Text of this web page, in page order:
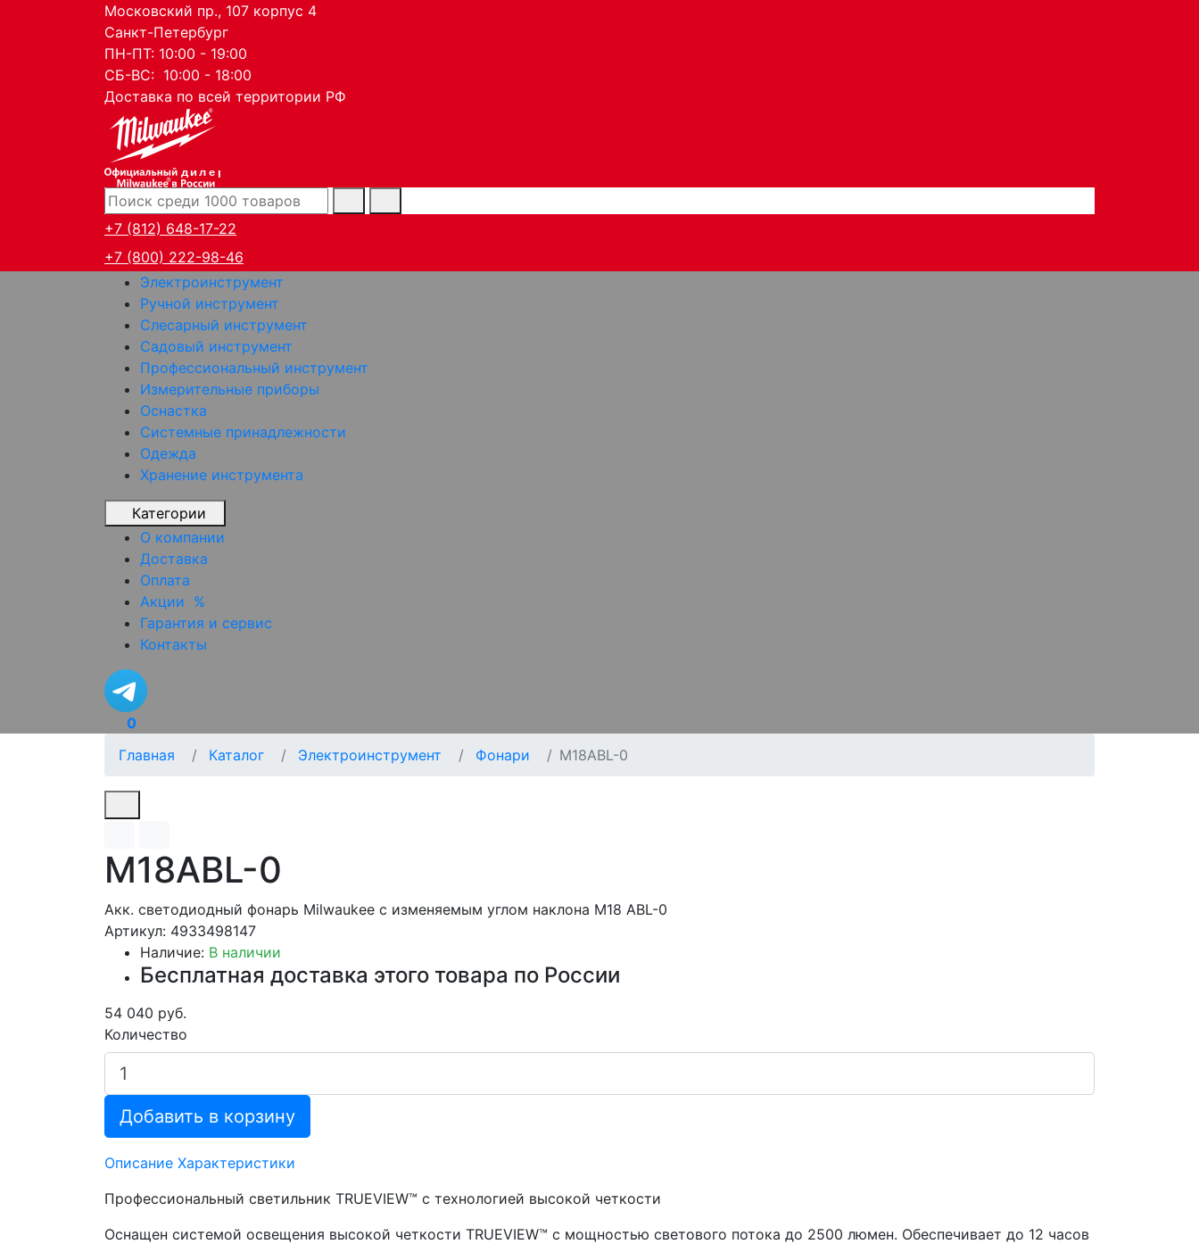
Московский пр., 107 корпус 4
Санкт-Петербург
ПН-ПТ: 10:00 - 19:00
СБ-ВС: 10:00 - 18:00
Доставка по всей территории РФ
дилер
+7 (812) 648-17-22
+7 (800) 222-98-46
Электроинструмент
Ручной инструмент
Слесарный инструмент
Садовый инструмент
Профессиональный инструмент
Измерительные приборы
Оснастка
Системные принадлежности
Одежда
Хранение инструмента
Категории
О компании
Доставка
Оплата
Акции %
Гарантия и сервис
Контакты
0
Главная
Каталог Электроинструмент Фонари M18ABL-0
M18ABL-0
Акк. светодиодный фонарь Milwaukee с изменяемым углом наклона M18 ABL-0
Артикул: 4933498147
Наличие: В наличии
Бесплатная доставка этого товара по России
54 040 руб.
Количество
Добавить в корзину
Описание Характеристики
Профессиональный светильник TRUEVIEW™ с технологией высокой четкости
Оснащен системой освещения высокой четкости TRUEVIEW™ с мощностью светового потока до 2500 люмен. Обеспечивает до 12 часов